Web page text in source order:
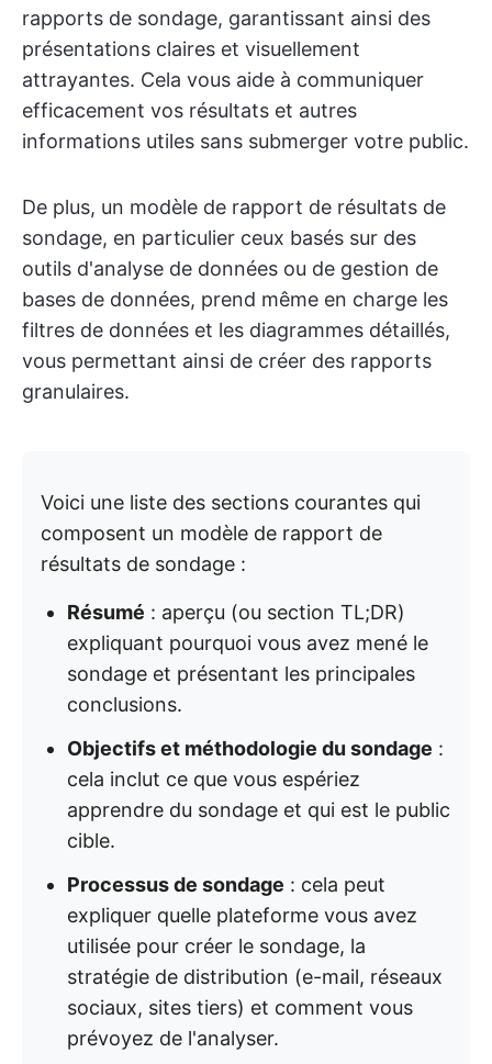
rapports de sondage, garantissant ainsi des
présentations claires et visuellement
attrayantes. Cela vous aide à communiquer
efficacement vos résultats et autres
informations utiles sans submerger votre public.
De plus, un modèle de rapport de résultats de
sondage, en particulier ceux basés sur des
outils d'analyse de données ou de gestion de
bases de données, prend même en charge les
filtres de données et les diagrammes détaillés,
vous permettant ainsi de créer des rapports
granulaires.
Voici une liste des sections courantes qui
composent un modèle de rapport de
résultats de sondage :
Résumé : aperçu (ou section TL;DR)
expliquant pourquoi vous avez mené le
sondage et présentant les principales
conclusions.
Objectifs et méthodologie du sondage :
cela inclut ce que vous espériez
apprendre du sondage et qui est le public
cible.
Processus de sondage : cela peut
expliquer quelle plateforme vous avez
utilisée pour créer le sondage, la
stratégie de distribution (e-mail, réseaux
sociaux, sites tiers) et comment vous
prévoyez de l'analyser.